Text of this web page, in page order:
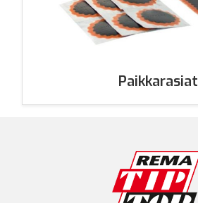
Paikkarasiat